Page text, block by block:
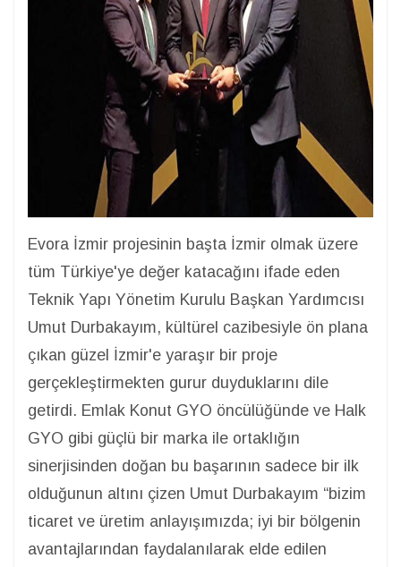
Evora İzmir projesinin başta İzmir olmak üzere
tüm Türkiye'ye değer katacağını ifade eden
Teknik Yapı Yönetim Kurulu Başkan Yardımcısı
Umut Durbakayım, kültürel cazibesiyle ön plana
çıkan güzel İzmir'e yaraşır bir proje
gerçekleştirmekten gurur duyduklarını dile
getirdi. Emlak Konut GYO öncülüğünde ve Halk
GYO gibi güçlü bir marka ile ortaklığın
sinerjisinden doğan bu başarının sadece bir ilk
olduğunun altını çizen Umut Durbakayım “bizim
ticaret ve üretim anlayışımızda; iyi bir bölgenin
avantajlarından faydalanılarak elde edilen